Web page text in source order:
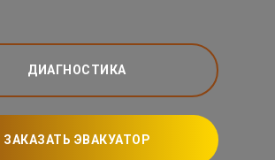
ДИАГНОСТИКА
ЗАКАЗАТЬ ЭВАКУАТОР